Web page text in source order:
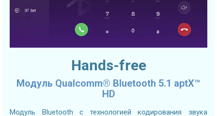
Hands-free
Модуль Qualcomm® Bluetooth 5.1 aptX™
HD
Модуль Bluetooth с технологией кодирования звука